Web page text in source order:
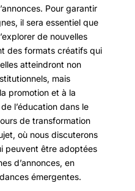
Pour garantir
il sera essentiel que
de nouvelles
des formats créatifs qui
atteindront non
mais
promotion et à la
l’éducation dans le
de transformation
où nous discuterons
peuvent être adoptées
d’annonces, en
émergentes.